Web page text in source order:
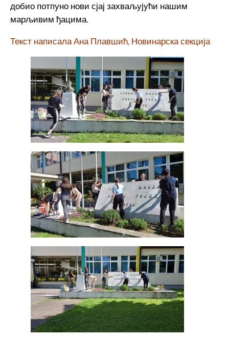
добио потпуно нови сјај захваљујући нашим
марљивим ђацима.
Текст написала Ана Плавшић, Новинарска секција